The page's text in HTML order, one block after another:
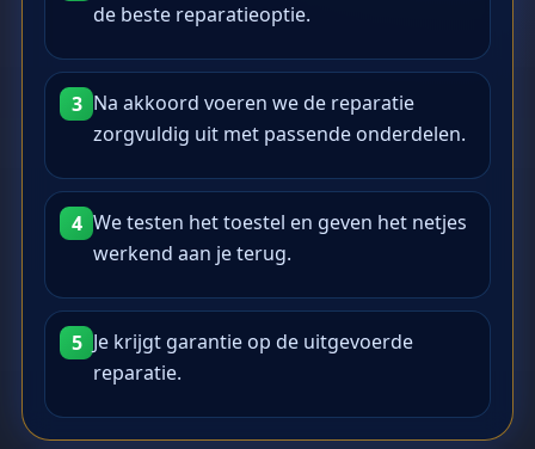
de beste reparatieoptie.
3 Na akkoord voeren we de reparatie
zorgvuldig uit met passende onderdelen.
4 We testen het toestel en geven het netjes
werkend aan je terug.
5 Je krijgt garantie op de uitgevoerde
reparatie.